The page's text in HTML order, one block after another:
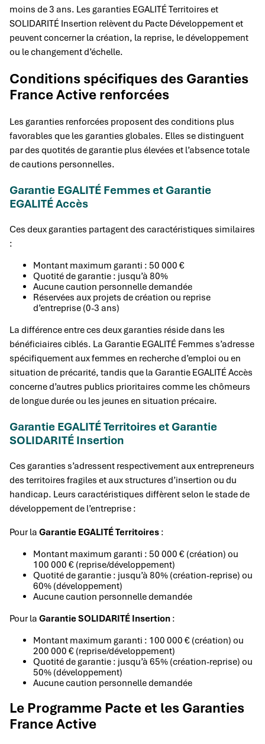
moins de 3 ans. Les garanties EGALITÉ Territoires et
SOLIDARITÉ Insertion relèvent du Pacte Développement et
peuvent concerner la création, la reprise, le développement
ou le changement d’échelle.
Conditions spécifiques des Garanties
France Active renforcées
Les garanties renforcées proposent des conditions plus
favorables que les garanties globales. Elles se distinguent
par des quotités de garantie plus élevées et l’absence totale
de cautions personnelles.
Garantie EGALITÉ Femmes et Garantie
EGALITÉ Accès
Ces deux garanties partagent des caractéristiques similaires
:
Montant maximum garanti : 50 000 €
Quotité de garantie : jusqu’à 80%
Aucune caution personnelle demandée
Réservées aux projets de création ou reprise
d’entreprise (0-3 ans)
La différence entre ces deux garanties réside dans les
bénéficiaires ciblés. La Garantie EGALITÉ Femmes s’adresse
spécifiquement aux femmes en recherche d’emploi ou en
situation de précarité, tandis que la Garantie EGALITÉ Accès
concerne d’autres publics prioritaires comme les chômeurs
de longue durée ou les jeunes en situation précaire.
Garantie EGALITÉ Territoires et Garantie
SOLIDARITÉ Insertion
Ces garanties s’adressent respectivement aux entrepreneurs
des territoires fragiles et aux structures d’insertion ou du
handicap. Leurs caractéristiques diffèrent selon le stade de
développement de l’entreprise :
Pour la Garantie EGALITÉ Territoires :
Montant maximum garanti : 50 000 € (création) ou
100 000 € (reprise/développement)
Quotité de garantie : jusqu’à 80% (création-reprise) ou
60% (développement)
Aucune caution personnelle demandée
Pour la Garantie SOLIDARITÉ Insertion :
Montant maximum garanti : 100 000 € (création) ou
200 000 € (reprise/développement)
Quotité de garantie : jusqu’à 65% (création-reprise) ou
50% (développement)
Aucune caution personnelle demandée
Le Programme Pacte et les Garanties
France Active